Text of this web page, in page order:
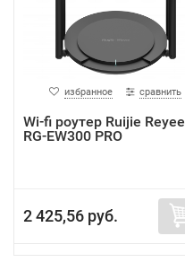
избранное сравнить
Wi-fi роутер Ruijie Reyee
RG-EW300 PRO
2 425,56 руб.